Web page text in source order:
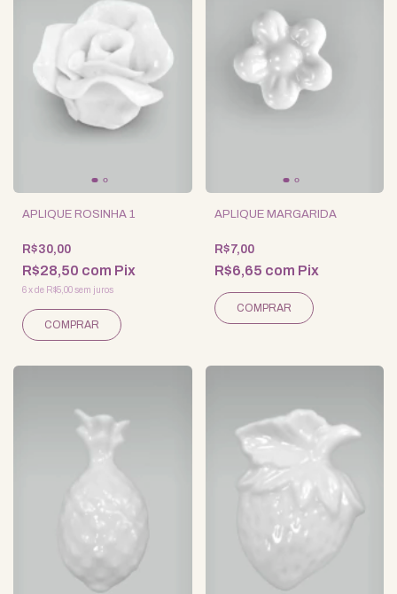
APLIQUE ROSINHA 1
R$30,00
R$28,50 com Pix
6xde R$5,00sem juros
APLIQUE MARGARIDA
R$7,00
R$6,65 com Pix